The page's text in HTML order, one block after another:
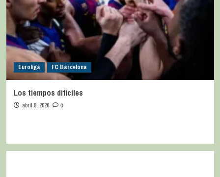
Euroliga FC Barcelona
Los tiempos difíciles
abril 8, 2026 0